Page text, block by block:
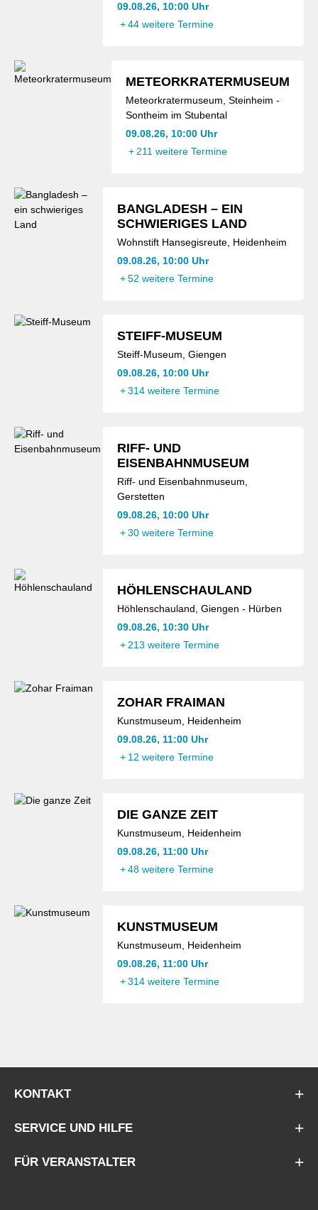
09.08.26, 10:00 Uhr
+ 44 weitere Termine
METEORKRATERMUSEUM
Meteorkratermuseum, Steinheim -
Sontheim im Stubental
09.08.26, 10:00 Uhr
+ 211 weitere Termine
BANGLADESH – EIN
SCHWIERIGES LAND
Wohnstift Hansegisreute, Heidenheim
09.08.26, 10:00 Uhr
+ 52 weitere Termine
STEIFF-MUSEUM
Steiff-Museum, Giengen
09.08.26, 10:00 Uhr
+ 314 weitere Termine
RIFF- UND
EISENBAHNMUSEUM
Riff- und Eisenbahnmuseum,
Gerstetten
09.08.26, 10:00 Uhr
+ 30 weitere Termine
HÖHLENSCHAULAND
Höhlenschauland, Giengen - Hürben
09.08.26, 10:30 Uhr
+ 213 weitere Termine
ZOHAR FRAIMAN
Kunstmuseum, Heidenheim
09.08.26, 11:00 Uhr
+ 12 weitere Termine
DIE GANZE ZEIT
Kunstmuseum, Heidenheim
09.08.26, 11:00 Uhr
+ 48 weitere Termine
KUNSTMUSEUM
Kunstmuseum, Heidenheim
09.08.26, 11:00 Uhr
+ 314 weitere Termine
KONTAKT
SERVICE UND HILFE
FÜR VERANSTALTER